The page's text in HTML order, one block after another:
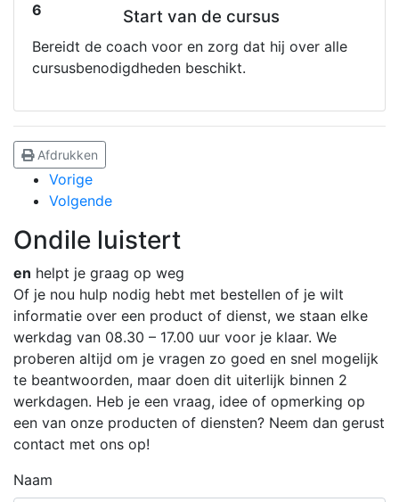
6 Start van de cursus
Bereidt de coach voor en zorg dat hij over alle
cursusbenodigdheden beschikt.
Afdrukken
Vorige
Volgende
Ondile luistert
en helpt je graag op weg
Of je nou hulp nodig hebt met bestellen of je wilt
informatie over een product of dienst, we staan elke
werkdag van 08.30 – 17.00 uur voor je klaar. We
proberen altijd om je vragen zo goed en snel mogelijk
te beantwoorden, maar doen dit uiterlijk binnen 2
werkdagen. Heb je een vraag, idee of opmerking op
een van onze producten of diensten? Neem dan gerust
contact met ons op!
Naam